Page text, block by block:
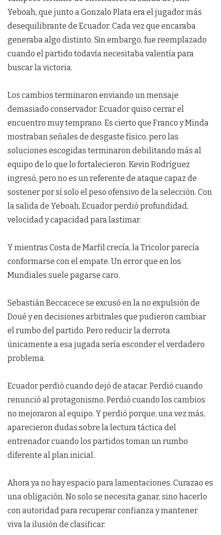
Yeboah, que junto a Gonzalo Plata era el jugador más
desequilibrante de Ecuador. Cada vez que encaraba
generaba algo distinto. Sin embargo, fue reemplazado
cuando el partido todavía necesitaba valentía para
buscar la victoria.
Los cambios terminaron enviando un mensaje
demasiado conservador. Ecuador quiso cerrar el
encuentro muy temprano. Es cierto que Franco y Minda
mostraban señales de desgaste físico, pero las
soluciones escogidas terminaron debilitando más al
equipo de lo que lo fortalecieron. Kevin Rodríguez
ingresó, pero no es un referente de ataque capaz de
sostener por sí solo el peso ofensivo de la selección. Con
la salida de Yeboah, Ecuador perdió profundidad,
velocidad y capacidad para lastimar.
Y mientras Costa de Marfil crecía, la Tricolor parecía
conformarse con el empate. Un error que en los
Mundiales suele pagarse caro.
Sebastián Beccacece se excusó en la no expulsión de
Doué y en decisiones arbitrales que pudieron cambiar
el rumbo del partido. Pero reducir la derrota
únicamente a esa jugada sería esconder el verdadero
problema.
Ecuador perdió cuando dejó de atacar. Perdió cuando
renunció al protagonismo. Perdió cuando los cambios
no mejoraron al equipo. Y perdió porque, una vez más,
aparecieron dudas sobre la lectura táctica del
entrenador cuando los partidos toman un rumbo
diferente al plan inicial.
Ahora ya no hay espacio para lamentaciones. Curazao es
una obligación. No solo se necesita ganar, sino hacerlo
con autoridad para recuperar confianza y mantener
viva la ilusión de clasificar.